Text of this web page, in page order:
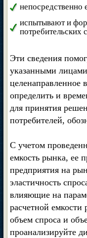
непосредственно
испытывают и
потребительских
Эти сведения
указанными
целенаправленное
определить и
для принятия
потребителей,
С учетом
емкость рынка, ее
предприятия на
эластичность
влияющие на
расчетной
объем спроса и
проанализируйте